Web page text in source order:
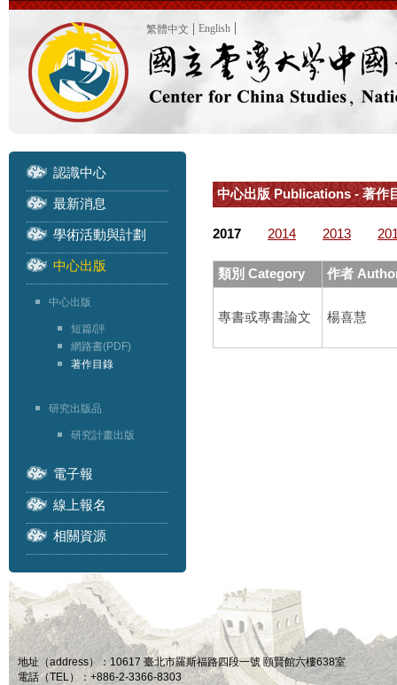
繁體中文 English
認識中心
最新消息
學術活動與計劃
中心出版
中心出版
短篇/評
網路書(PDF)
著作目錄
研究出版品
研究計畫出版
電子報
線上報名
相關資源
中心出版 Publications - 著
2017 2014 2013
類別 Category 作者
專書或專書論文 楊喜慧
地址（address）：10617 臺北市羅斯福路四段一號 頤賢館六樓638室
電話（TEL）：+886-2-3366-8303